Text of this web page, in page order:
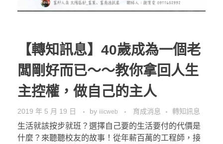
【轉知訊息】40歲成為一個老
闆剛好而已～～教你拿回人生
主控權，做自己的主人
2019 年 5 月 19 日 by iiicweb 育成消息 轉知訊息
生活就該按步就班？選擇自己要的生活要付的代價是
什麼？來聽聽校友的故事！從年薪百萬的工程師，接